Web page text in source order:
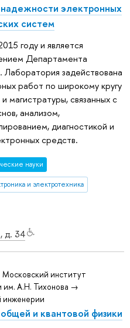
д. 34
электронных
систем
году и является
Департамента
задействована
работ по широкому кругу
магистратуры, связанных с
анализом,
диагностикой и
средств.
науки
и электротехника
институт
им. А.Н. Тихонова →
инженерии
и квантовой физики